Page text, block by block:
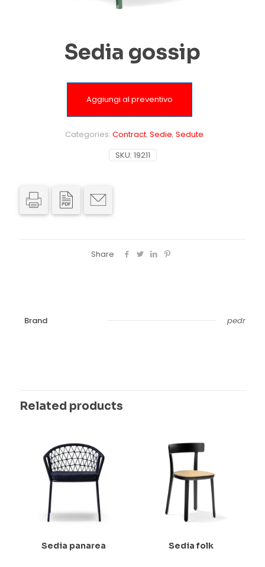
Sedia gossip
Aggiungi al preventivo
SKU: 19211
Categories: Contract, Sedie, Sedute
Share
Brand pedr
Related products
Sedia panarea Sedia folk